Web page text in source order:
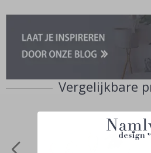
Vergelijkbare